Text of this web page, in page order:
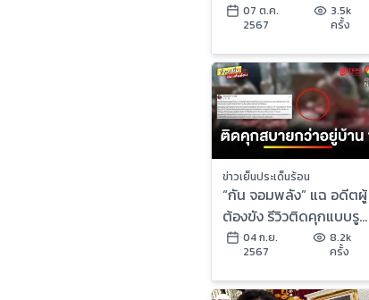
| ข่าวเย็นประเด็นร้อน
07 ต.ค.
2567
3.5k
ครั้ง
ข่าวเย็นประเด็นร้อน
“กัน จอมพลัง” แฉ อดีตผู้
ต้องขัง รีวิวติดคุกแบบรูม
เซอร์วิส | ข่าวเย็นประเด็น
ร้อน
04 ก.ย.
2567
8.2k
ครั้ง